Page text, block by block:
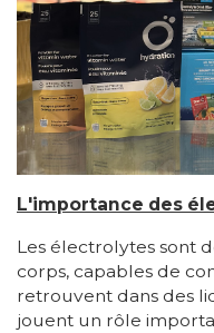
L'importance des
Les électrolytes sont
corps, capables de
retrouvent dans des
jouent un rôle